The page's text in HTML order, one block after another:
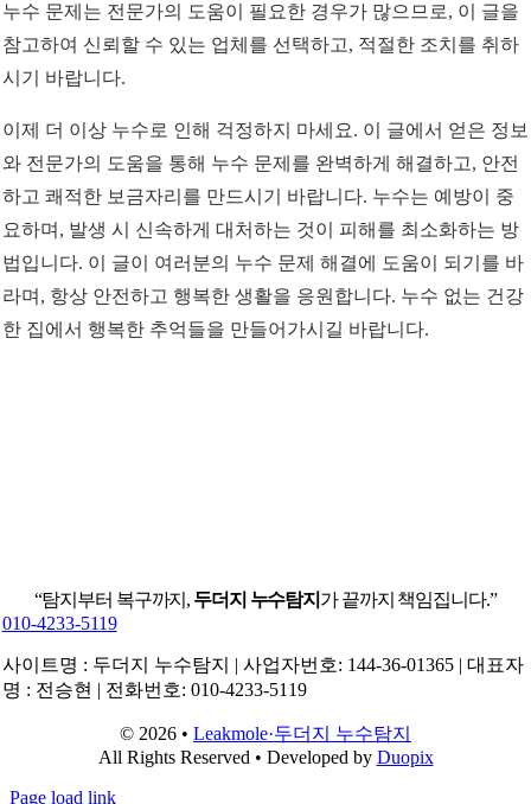
누수 문제는 전문가의 도움이 필요한 경우가 많으므로, 이 글을
참고하여 신뢰할 수 있는 업체를 선택하고, 적절한 조치를 취하
시기 바랍니다.
이제 더 이상 누수로 인해 걱정하지 마세요. 이 글에서 얻은 정보
와 전문가의 도움을 통해 누수 문제를 완벽하게 해결하고, 안전
하고 쾌적한 보금자리를 만드시기 바랍니다. 누수는 예방이 중
요하며, 발생 시 신속하게 대처하는 것이 피해를 최소화하는 방
법입니다. 이 글이 여러분의 누수 문제 해결에 도움이 되기를 바
라며, 항상 안전하고 행복한 생활을 응원합니다. 누수 없는 건강
한 집에서 행복한 추억들을 만들어가시길 바랍니다.
“탐지부터 복구까지, 두더지 누수탐지 가 끝까지 책임집니다.”
010-4233-5119
사이트명 : 두더지 누수탐지 | 사업자번호: 144-36-01365 | 대표자
명 : 전승현 | 전화번호: 010-4233-5119
© 2026 • Leakmole·두더지 누수탐지
All Rights Reserved • Developed by Duopix
Page load link